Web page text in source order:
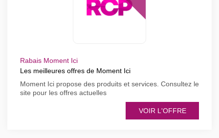
Rabais Moment Ici
Les meilleures offres de Moment Ici
Moment Ici propose des produits et services. Consultez le
site pour les offres actuelles
VOIR L'OFFRE